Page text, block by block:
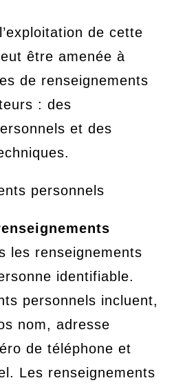
de cette
être amenée à
de renseignements
: des
et des
personnels
les renseignements
identifiable.
personnels incluent,
nom, adresse
de téléphone et
Les renseignements